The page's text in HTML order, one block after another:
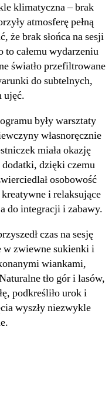
klimatyczna – brak
atmosferę pełną
że brak słońca na sesji
to całemu wydarzeniu
światło przefiltrowane
do subtelnych,
ujęć.
były warsztaty
własnoręcznie
miała okazję
dzięki czemu
osobowość
i relaksujące
do integracji i zabawy.
czas na sesję
w zwiewne sukienki i
wiankami,
tło gór i lasów,
podkreśliło urok i
wyszły niezwykle